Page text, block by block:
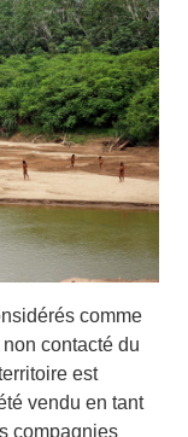
comme
contacté du
est
vendu en tant
compagnies